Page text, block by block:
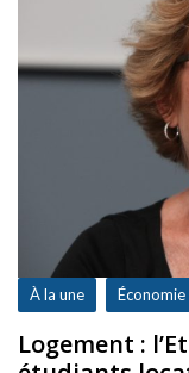
À la une
Logement :